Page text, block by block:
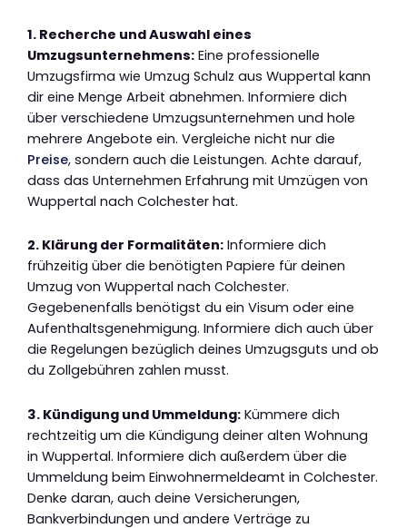
1. Recherche und Auswahl eines
Umzugsunternehmens: Eine professionelle
Umzugsfirma wie Umzug Schulz aus Wuppertal kann
dir eine Menge Arbeit abnehmen. Informiere dich
über verschiedene Umzugsunternehmen und hole
mehrere Angebote ein. Vergleiche nicht nur die
Preise, sondern auch die Leistungen. Achte darauf,
dass das Unternehmen Erfahrung mit Umzügen von
Wuppertal nach Colchester hat.
2. Klärung der Formalitäten: Informiere dich
frühzeitig über die benötigten Papiere für deinen
Umzug von Wuppertal nach Colchester.
Gegebenenfalls benötigst du ein Visum oder eine
Aufenthaltsgenehmigung. Informiere dich auch über
die Regelungen bezüglich deines Umzugsguts und ob
du Zollgebühren zahlen musst.
3. Kündigung und Ummeldung: Kümmere dich
rechtzeitig um die Kündigung deiner alten Wohnung
in Wuppertal. Informiere dich außerdem über die
Ummeldung beim Einwohnermeldeamt in Colchester.
Denke daran, auch deine Versicherungen,
Bankverbindungen und andere Verträge zu